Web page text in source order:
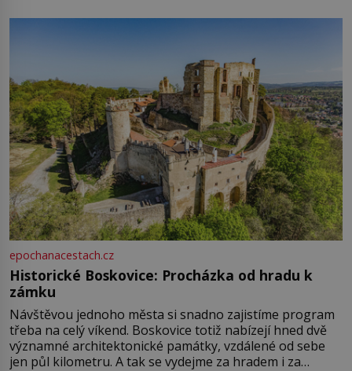
epochanacestach.cz
Historické Boskovice: Procházka od hradu k
zámku
Návštěvou jednoho města si snadno zajistíme program
třeba na celý víkend. Boskovice totiž nabízejí hned dvě
významné architektonické památky, vzdálené od sebe
jen půl kilometru. A tak se vydejme za hradem i za